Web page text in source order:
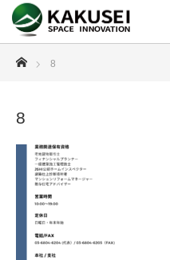
ホーム
8
8